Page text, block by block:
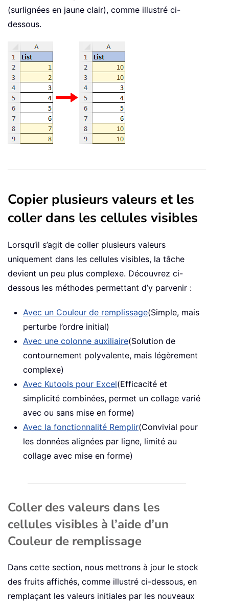
(surlignées en jaune clair), comme illustré ci-
dessous.
Copier plusieurs valeurs et les
coller dans les cellules visibles
Lorsqu’il s’agit de coller plusieurs valeurs
uniquement dans les cellules visibles, la tâche
devient un peu plus complexe. Découvrez ci-
dessous les méthodes permettant d’y parvenir :
Avec un Couleur de remplissage(Simple, mais
perturbe l’ordre initial)
Avec une colonne auxiliaire(Solution de
contournement polyvalente, mais légèrement
complexe)
Avec Kutools pour Excel(Efficacité et
simplicité combinées, permet un collage varié
avec ou sans mise en forme)
Avec la fonctionnalité Remplir(Convivial pour
les données alignées par ligne, limité au
collage avec mise en forme)
Coller des valeurs dans les
cellules visibles à l’aide d’un
Couleur de remplissage
Dans cette section, nous mettrons à jour le stock
des fruits affichés, comme illustré ci-dessous, en
remplaçant les valeurs initiales par les nouveaux